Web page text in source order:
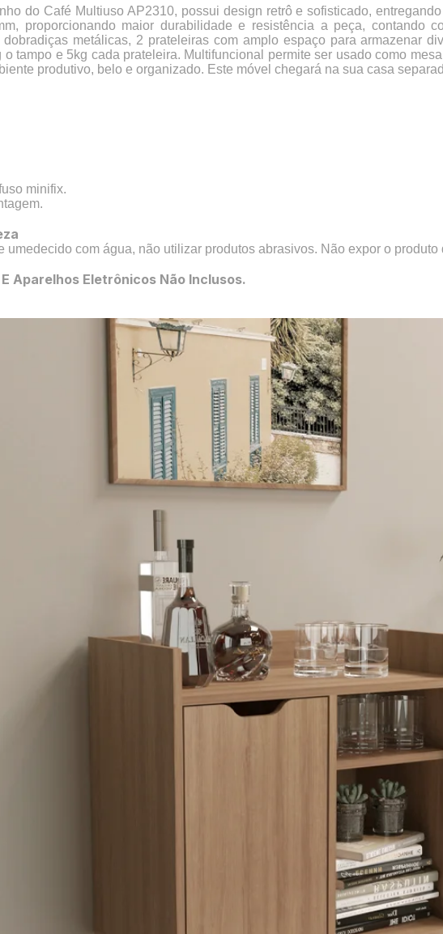
do Café Multiuso AP2310, possui design retrô e sofisticado,
proporcionando maior durabilidade e resistência a peça, contando
metálicas, 2 prateleiras com amplo espaço para armazenar
tampo e 5kg cada prateleira. Multifuncional permite ser usado como
produtivo, belo e organizado. Este móvel chegará na sua casa
minifix.
umedecido com água, não utilizar produtos abrasivos. Não expor o
Aparelhos Eletrônicos Não Inclusos.